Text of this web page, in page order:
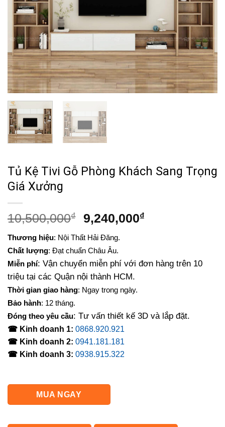
Tủ Kệ Tivi Gỗ Phòng Khách Sang Trọng
Giá Xưởng
10,500,000₫
Giá
là:
10,500,000₫.
9,240,000₫Giá
9,240,000₫.
Thương hiệu: Nội Thất Hải Đăng.
Chất lượng: Đạt chuẩn Châu Âu.
Miễn phí: Vận chuyển miễn phí với đơn hàng trên 10
triệu tại các Quận nội thành HCM.
Thời gian giao hàng: Ngay trong ngày.
Bảo hành: 12 tháng.
Đóng theo yêu cầu: Tư vấn thiết kế 3D và lắp đặt.
☎ Kinh doanh 1: 0868.920.921
☎ Kinh doanh 2: 0941.181.181
☎ Kinh doanh 3: 0938.915.322
MUA NGAY